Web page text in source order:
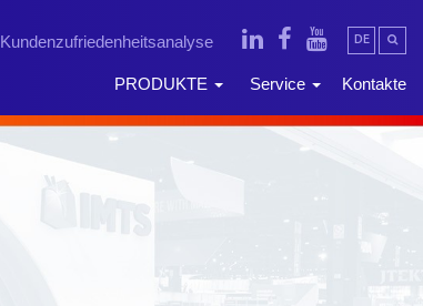
Kundenzufriedenheitsanalyse DE
PRODUKTE Service Kontakte